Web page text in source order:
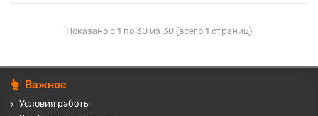
Показано с 1 по 30 из 30 (всего 1 страниц)
Важное
Условия работы